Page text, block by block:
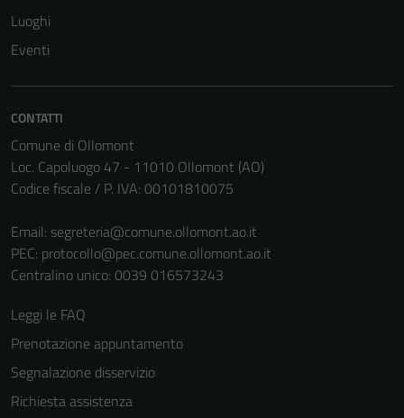
Luoghi
Eventi
CONTATTI
Comune di Ollomont
Loc. Capoluogo 47 - 11010 Ollomont (AO)
Codice fiscale / P. IVA: 00101810075
Email: segreteria@comune.ollomont.ao.it
PEC: protocollo@pec.comune.ollomont.ao.it
Centralino unico: 0039 016573243
Leggi le FAQ
Prenotazione appuntamento
Segnalazione disservizio
Richiesta assistenza